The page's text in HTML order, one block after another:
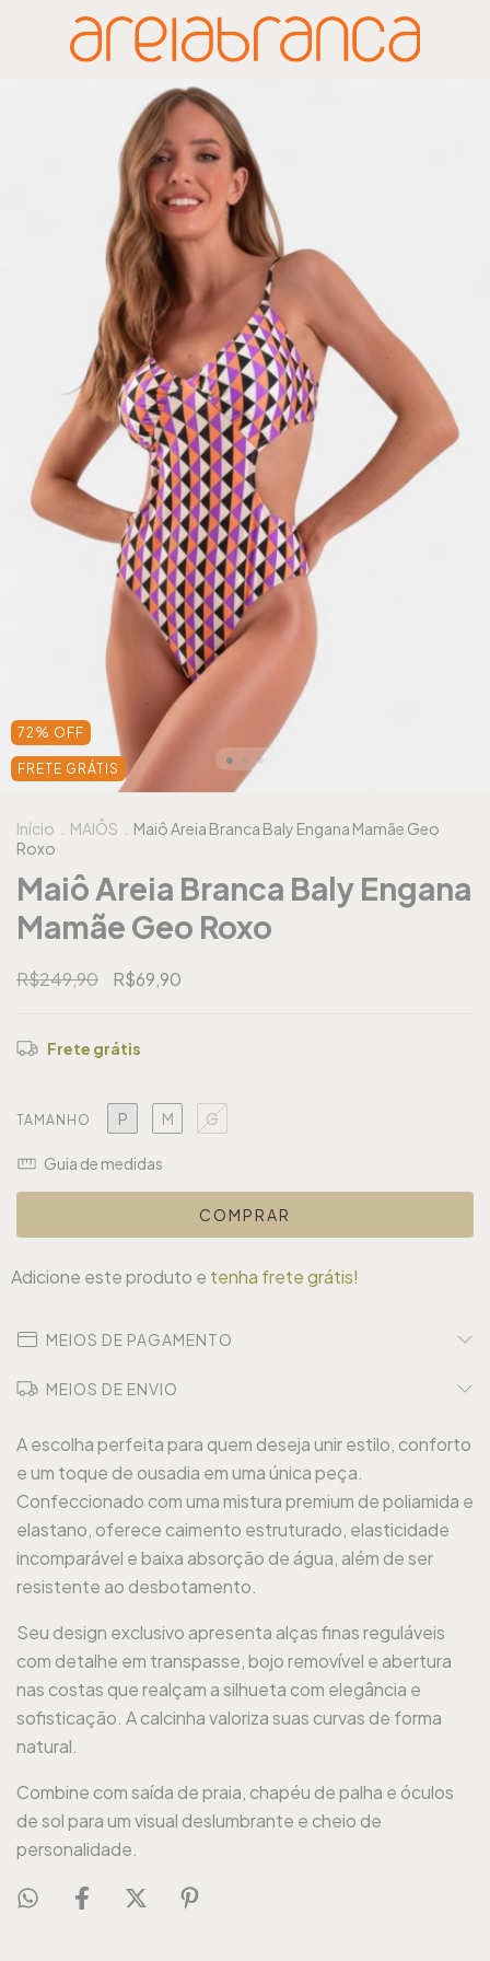
72 % OFF
FRETE GRÁTIS
Início MAIÔS
Maiô Areia Branca Baly Engana Mamãe Geo
Roxo
Maiô Areia Branca Baly Engana
Mamãe Geo Roxo
R$249,90 R$69,90
Frete grátis
TAMANHO P M G
Guia de medidas
Adicione este produto e tenha frete grátis!
MEIOS DE PAGAMENTO
MEIOS DE ENVIO
A escolha perfeita para quem deseja unir estilo, conforto
e um toque de ousadia em uma única peça.
Confeccionado com uma mistura premium de poliamida e
elastano, oferece caimento estruturado, elasticidade
incomparável e baixa absorção de água, além de ser
resistente ao desbotamento.
Seu design exclusivo apresenta alças finas reguláveis
com detalhe em transpasse, bojo removível e abertura
nas costas que realçam a silhueta com elegância e
sofisticação. A calcinha valoriza suas curvas de forma
natural.
Combine com saída de praia, chapéu de palha e óculos
de sol para um visual deslumbrante e cheio de
personalidade.